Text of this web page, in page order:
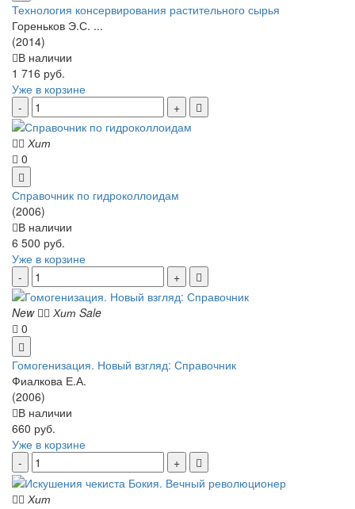
Технология консервирования растительного сырья
Гореньков Э.С. ...
(2014)
В наличии
1 716 руб.
Уже в корзине
Хит
0
Справочник по гидроколлоидам
(2006)
В наличии
6 500 руб.
Уже в корзине
New Хит Sale
0
Гомогенизация. Новый взгляд: Справочник
Фиалкова Е.А.
(2006)
В наличии
660 руб.
Уже в корзине
Хит